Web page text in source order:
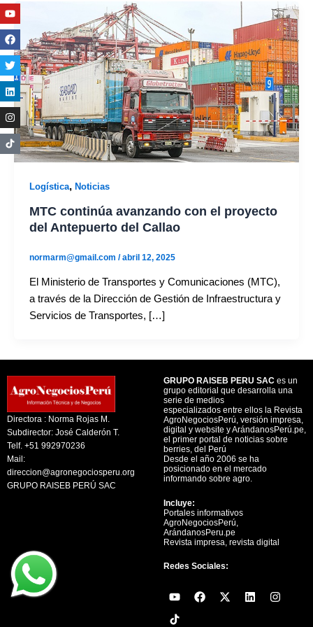
Logística, Noticias
MTC continúa avanzando con el proyecto
del Antepuerto del Callao
normarm@gmail.com /abril 12, 2025
El Ministerio de Transportes y Comunicaciones (MTC),
a través de la Dirección de Gestión de Infraestructura y
Servicios de Transportes, […]
Directora : Norma Rojas M.
Subdirector: José Calderón T.
Telf. +51 992970236
Mail:
direccion@agronegociosperu.org
GRUPO RAISEB PERÚ SAC
GRUPO RAISEB PERU SAC es un
grupo editorial que desarrolla una
serie de medios
especializados entre ellos la Revista
AgroNegociosPerú, versión impresa,
digital y website y ArándanosPerú.pe,
el primer portal de noticias sobre
berries, del Perú
Desde el año 2006 se ha
posicionado en el mercado
informando sobre agro.
Incluye:
Portales informativos
AgroNegociosPerú,
ArándanosPeru.pe
Revista impresa, revista digital
Redes Sociales:
Y
o
u
t
F
a
X
-
L
i
I
n
Youtube
Facebook
Twitter
Linkedin
Instagram